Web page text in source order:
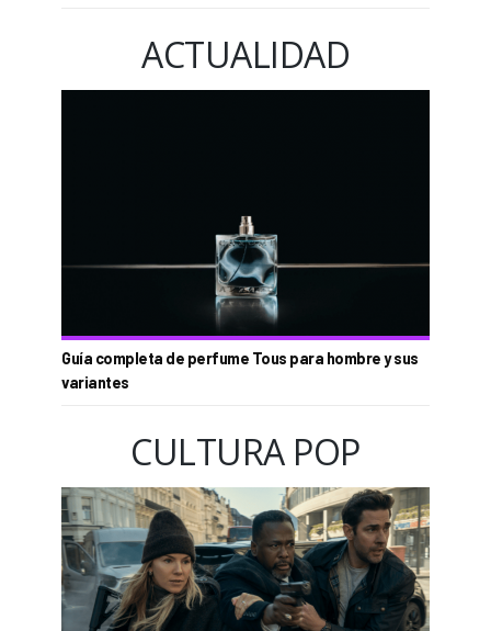
ACTUALIDAD
Guía completa de perfume Tous para hombre y sus
variantes
CULTURA POP